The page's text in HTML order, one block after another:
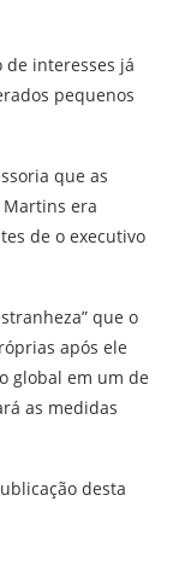
de interesses já
pequenos
que as
Martins era
de o executivo
que o
após ele
global em um de
as medidas
desta